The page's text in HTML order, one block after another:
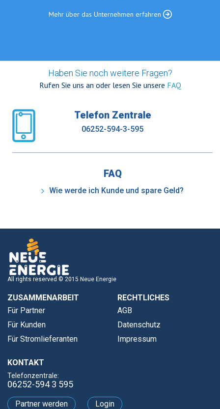
Mehr über das Unternehmen erfahren
Haben Sie noch weitere Fragen?
Rufen Sie uns an oder lesen Sie unsere FAQ
Telefon Zentrale
06252-594-3-595
FAQ
Wie werde ich Kunde und spare Geld?
All rights reserved © 2015 Neue Energie
ZUSAMMENARBEIT
Für Partner
Für Kunden
Für Stromlieferanten
RECHTLICHES
AGB
Datenschutz
Impressum
KONTAKT
Telefonzentrale:
06252-594 3 595
Partner werden Login